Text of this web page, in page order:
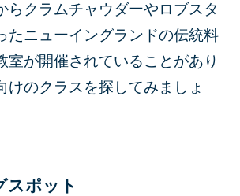
らクラムチャウダーやロブスタ
たニューイングランドの伝統料
室が開催されていることがあり
けのクラスを探してみましょ
スポット